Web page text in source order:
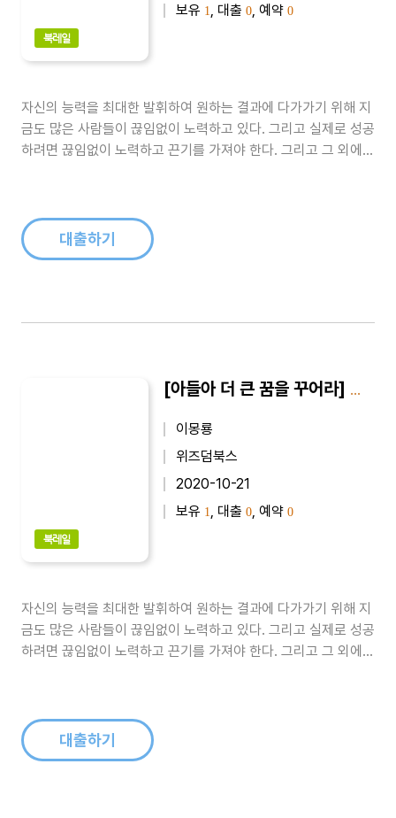
북레일
보유 1 , 대출 0 , 예약 0
자신의 능력을 최대한 발휘하여 원하는 결과에 다가가기 위해 지
금도 많은 사람들이 끊임없이 노력하고 있다. 그리고 실제로 성공
하려면 끊임없이 노력하고 끈기를 가져야 한다. 그리고 그 외에도
대출하기
북레일
[아들아 더 큰 꿈을 꾸어라] 아들아 더 큰 꿈을 꾸어라 8
이몽룡
위즈덤북스
2020-10-21
보유 1 , 대출 0 , 예약 0
자신의 능력을 최대한 발휘하여 원하는 결과에 다가가기 위해 지
금도 많은 사람들이 끊임없이 노력하고 있다. 그리고 실제로 성공
하려면 끊임없이 노력하고 끈기를 가져야 한다. 그리고 그 외에도
대출하기